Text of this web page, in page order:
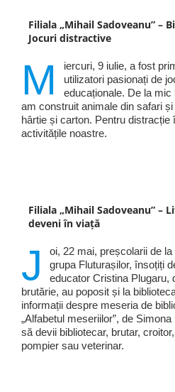
Filiala „Mihail Sadoveanu” –
Jocuri distractive
M
iercuri, 9 iulie, a fost
utilizatori pasionați de
educaționale. De la
am construit animale din safari
hârtie și carton. Pentru
activitățile noastre.
Filiala „Mihail Sadoveanu” –
deveni în viață
J
oi, 22 mai, preșcolarii de la
grupa Fluturașilor, însoțiți
educator Cristina Plugaru,
brutărie, au poposit și la
informații despre meseria de
„Alfabetul meseriilor”, de
să devii bibliotecar, brutar,
pompier sau veterinar.